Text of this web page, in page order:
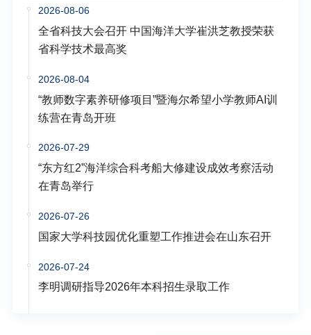
2026-08-06
全省科技大会召开 中国海洋大学崔洪芝教授荣获
省科学技术最高奖
2026-08-04
“教师数字素养研修项目”暨海尔希望小学教师AI训
练营在青岛开班
2026-07-29
“东方红2”海洋综合科考船大修建设成效考察活动
在青岛举行
2026-07-26
国家大学科技园优化重塑工作推进会在山东召开
2026-07-24
李明调研指导2026年本科招生录取工作